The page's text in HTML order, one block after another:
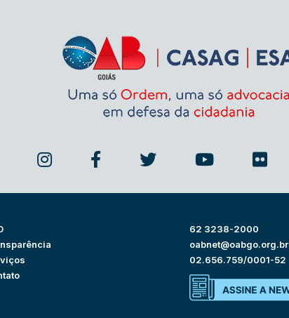
62 3238-2000
oabnet@oabgo.org.br
02.656.759/0001-52